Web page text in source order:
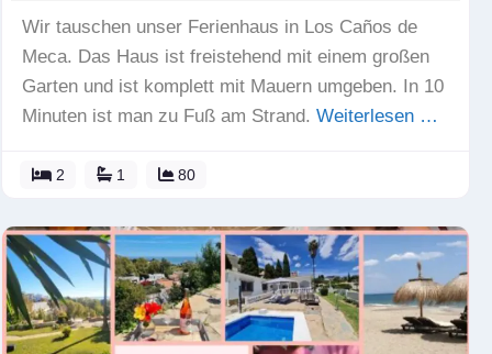
Wir tauschen unser Ferienhaus in Los Caños de
Meca. Das Haus ist freistehend mit einem großen
Garten und ist komplett mit Mauern umgeben. In 10
Minuten ist man zu Fuß am Strand. Weiterlesen …
2 1 80